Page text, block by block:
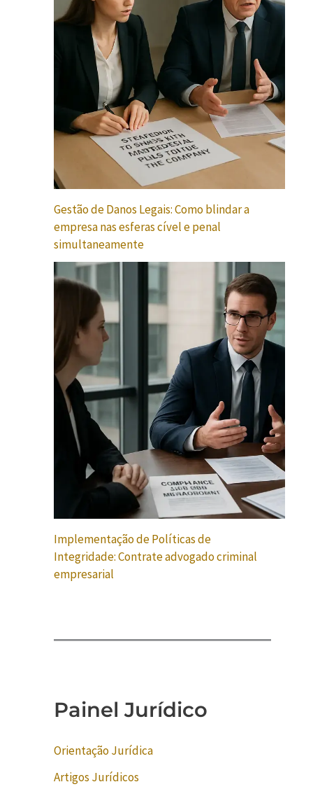
Gestão de Danos Legais: Como blindar a
empresa nas esferas cível e penal
simultaneamente
Implementação de Políticas de
Integridade: Contrate advogado criminal
empresarial
Painel Jurídico
Orientação Jurídica
Artigos Jurídicos